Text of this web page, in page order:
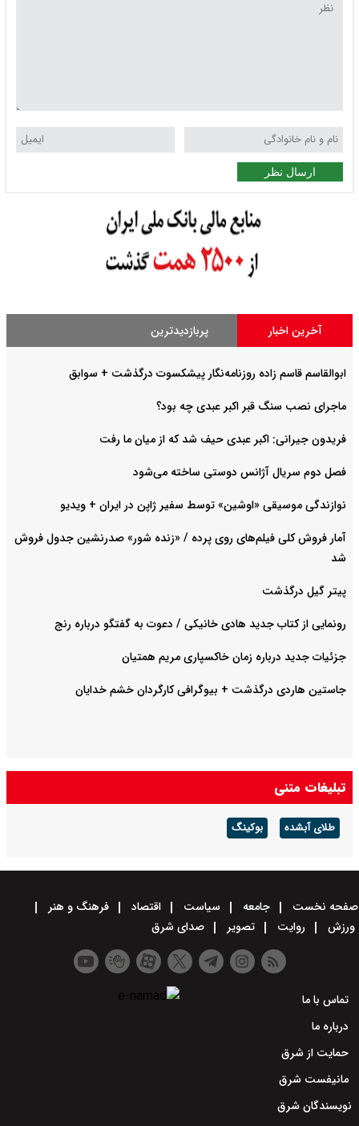
ارسال نظر
آخرین اخبار پربازدیدترین
ابوالقاسم قاسم زاده روزنامه‌نگار پیشکسوت درگذشت + سوابق
ماجرای نصب سنگ قبر اکبر عبدی چه بود؟
فریدون جیرانی: اکبر عبدی حیف شد که از میان ما رفت
فصل دوم سریال آژانس دوستی ساخته می‌شود
نوازندگی موسیقی «اوشین» توسط سفیر ژاپن در ایران + ویدیو
آمار فروش کلی فیلم‌های روی پرده / «زنده شور» صدرنشین جدول فروش
شد
پیتر گیل درگذشت
رونمایی از کتاب جدید هادی خانیکی / دعوت به گفتگو درباره رنج
جزئیات جدید درباره زمان خاکسپاری مریم همتیان
جاستین هاردی درگذشت + بیوگرافی کارگردان خشم خدایان
تبلیغات متنی
طلای آبشده بوکینگ
صفحه نخست جامعه سیاست اقتصاد
فرهنگ و هنر
ورزش
روایت تصویر صدای شرق
تماس با ما
درباره ما
حمایت از شرق
مانیفست شرق
نویسندگان شرق